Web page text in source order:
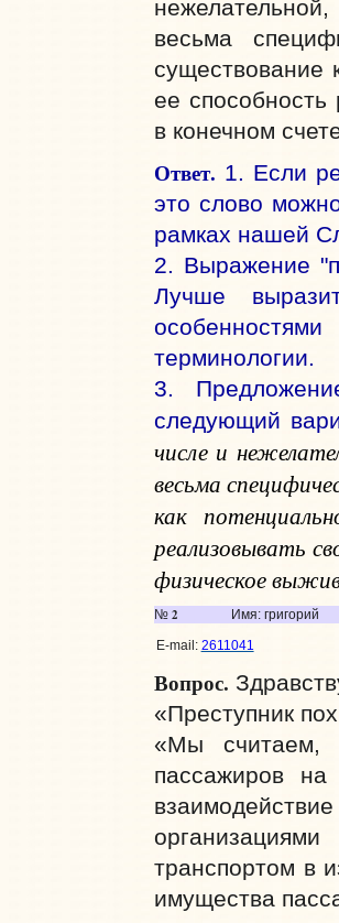
весьма
существование
ее
в конечном
Ответ. 1. Если
это слово
рамках нашей
2. Выражение
Лучше
терминологии.
3.
следующий
числе и
весьма
как
реализовывать
физическое
№2
Имя: григорий
E-mail: 2611041
Вопрос.
«Преступник
«Мы считаем,
пассажиров на
транспортом в
имущества